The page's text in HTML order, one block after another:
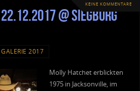
KEINE KOMMENTARE
@ Siegburg
GALERIE 2017
Molly Hatchet erblickten
1975 in Jacksonville, im